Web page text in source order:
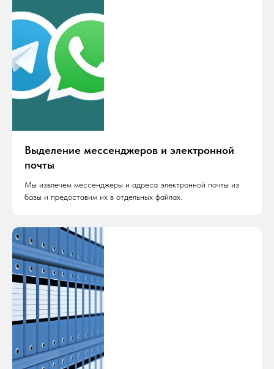
Выделение мессенджеров и электронной
почты
Мы извлечем мессенджеры и адреса электронной почты из
базы и предоставим их в отдельных файлах.